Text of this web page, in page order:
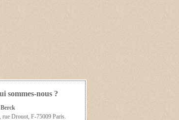
sommes-nous ?
rue Drouot, F-75009 Paris.